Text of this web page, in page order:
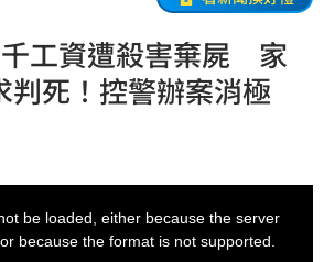
工資遭殺害棄屍 家
判死！控警辦案消極
be loaded, either because the server
because the format is not supported.